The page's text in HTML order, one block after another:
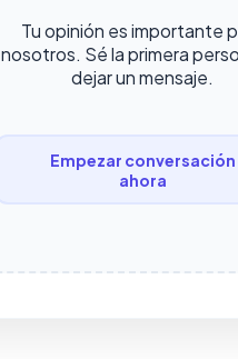
Tu opinión es importante
nosotros. Sé la primera
dejar un mensaje.
Empezar conversación
ahora